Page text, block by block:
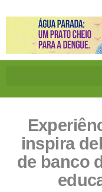
inspira
de banco